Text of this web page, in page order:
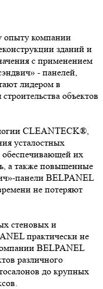
опыту компании
зданий и
с применением
- панелей,
лидером в
объектов
CLEANTECK®,
усталостных
обеспечивающей их
а также повышенные
панели BELPANEL
не потеряют
стеновых и
практически не
BELPANEL
различного
до крупных